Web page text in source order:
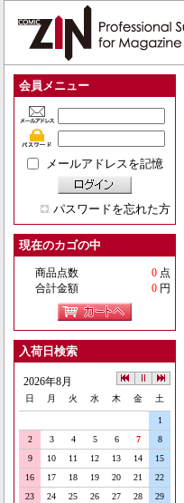
会員メニュー
メールアドレスを記憶
パスワードを忘れた方
現在のカゴの中
商品点数 0 点
合計金額
0 円
入荷日検索
2026年8月
日 月 火 水 木 金 土
1
2
3 4 5 6 7
8
9
10 11 12 13 14
15
16
17 18 19 20 21
22
23
24 25 26 27 28
29